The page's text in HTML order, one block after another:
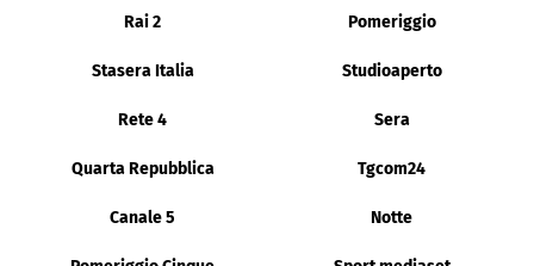
Rai 2 Pomeriggio
Stasera Italia Studioaperto
Rete 4 Sera
Quarta Repubblica Tgcom24
Canale 5 Notte